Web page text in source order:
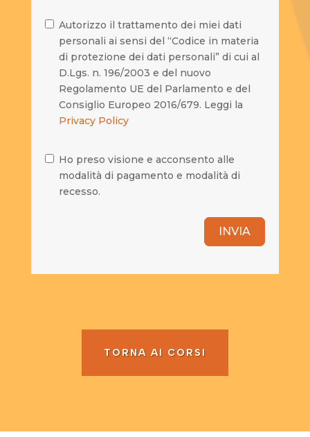
Autorizzo il trattamento dei miei dati
personali ai sensi del “Codice in materia
di protezione dei dati personali” di cui al
D.Lgs. n. 196/2003 e del nuovo
Regolamento UE del Parlamento e del
Consiglio Europeo 2016/679. Leggi la
Privacy Policy
Ho preso visione e acconsento alle
modalità di pagamento e modalità di
recesso.
INVIA
TORNA AI CORSI